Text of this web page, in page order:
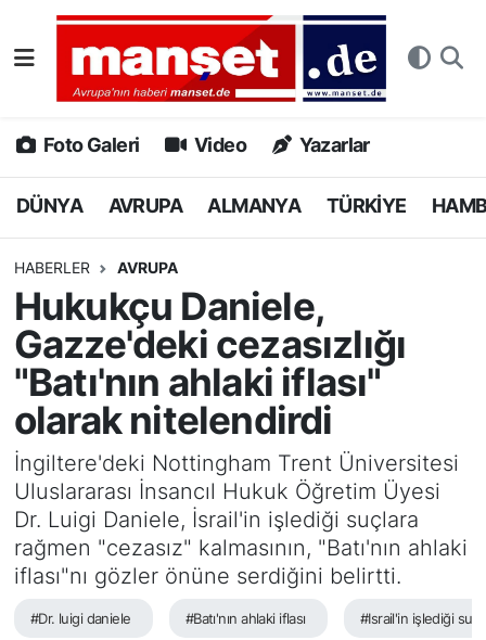
Foto Galeri Video Yazarlar
DÜNYA AVRUPA ALMANYA TÜRKİYE
HABERLER AVRUPA
Hukukçu Daniele,
Gazze'deki cezasızlığı
"Batı'nın ahlaki iflası"
olarak nitelendirdi
İngiltere'deki Nottingham Trent Üniversitesi
Uluslararası İnsancıl Hukuk Öğretim Üyesi
Dr. Luigi Daniele, İsrail'in işlediği suçlara
rağmen "cezasız" kalmasının, "Batı'nın ahlaki
iflası"nı gözler önüne serdiğini belirtti.
#Dr. luigi daniele #Batı'nın ahlaki iflası #Israil'in işlediği
DÜNYA
AVRUPA
ALMANYA
HAMBURG
SPOR
DEUTSCH
EKONOMİ
SİYASET
SAĞLIK
Nöbetçi Eczaneler
Hava Durumu
Namaz Vakitleri
Puan Durumu ve Fikstür
Tüm Manşetler
Son Dakika Haberleri
Haber Arşivi